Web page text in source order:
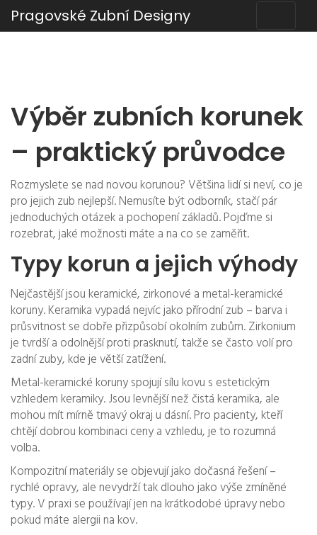
Pragovské Zubní Designy
Výběr zubních korunek
– praktický průvodce
Rozmyslete se nad novou korunou? Většina lidí si neví, co je
pro jejich zub nejlepší. Nemusíte být odborník, stačí pár
jednoduchých otázek a pochopení základů. Pojďme si
rozebrat, jaké možnosti máte a na co se zaměřit.
Typy korun a jejich výhody
Nejčastější jsou keramické, zirkonové a metal-keramické
koruny. Keramika vypadá nejvíc jako přírodní zub – barva i
průsvitnost se dobře přizpůsobí okolním zubům. Zirkonium
je tvrdší a odolnější proti prasknutí, takže se často volí pro
zadní zuby, kde je větší zatížení.
Metal-keramické koruny spojují sílu kovu s estetickým
vzhledem keramiky. Jsou levnější než čistá keramika, ale
mohou mít mírně tmavý okraj u dásní. Pro pacienty, kteří
chtějí dobrou kombinaci ceny a vzhledu, je to rozumná
volba.
Kompozitní materiály se objevují jako dočasná řešení –
rychlé opravy, ale nevydrží tak dlouho jako výše zmíněné
typy. V praxi se používají jen na krátkodobé úpravy nebo
pokud máte alergii na kov.